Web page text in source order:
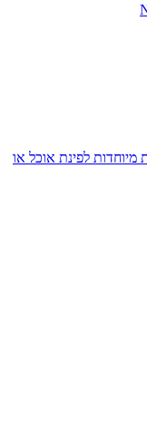
מיוחדות לפינת אוכל או